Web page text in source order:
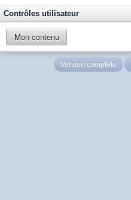
Contrôles utilisateur
Mon contenu
Version complète